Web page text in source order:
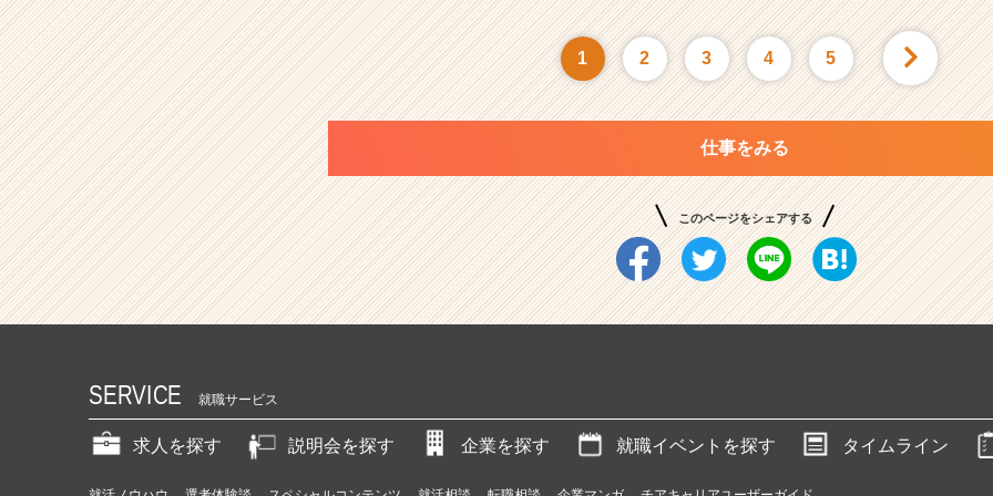
1 2 3 4 5
仕事をみる
このページをシェアする
SERVICE 就職サービス
求人を探す 説明会を探す 企業を探す 就職イベントを探す タイムライン